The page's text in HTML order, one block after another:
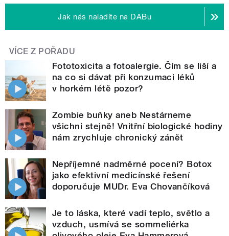
Jak nás naladíte na DABu
VÍCE Z POŘADU
Fototoxicita a fotoalergie. Čím se liší a
na co si dávat při konzumaci léků
v horkém létě pozor?
Zombie buňky aneb Nestárneme
všichni stejně! Vnitřní biologické hodiny
nám zrychluje chronický zánět
Nepříjemné nadměrné pocení? Botox
jako efektivní medicínské řešení
doporučuje MUDr. Eva Chovančíková
Je to láska, které vadí teplo, světlo a
vzduch, usmívá se sommeliérka